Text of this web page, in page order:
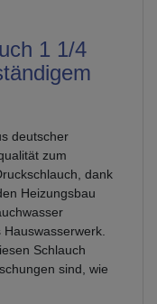
1 1/4
deutscher
zum
dank
Heizungsbau
Schlauch
sind, wie